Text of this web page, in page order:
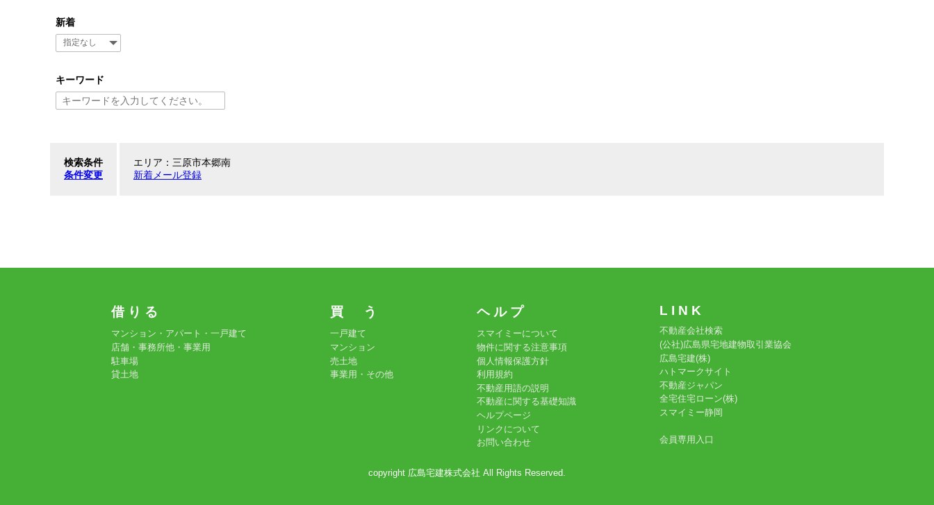
新着
キーワード
検索条件
条件変更
エリア：三原市本郷南
新着メール登録
借 り る
マンション・アパート・一戸建て
店舗・事務所他・事業用
駐車場
貸土地
買 う
一戸建て
マンション
売土地
事業用・その他
ヘ ル プ
スマイミーについて
物件に関する注意事項
個人情報保護方針
利用規約
不動産用語の説明
不動産に関する基礎知識
ヘルプページ
リンクについて
お問い合わせ
L I N K
不動産会社検索
(公社)広島県宅地建物取引業協会
広島宅建(株)
ハトマークサイト
不動産ジャパン
全宅住宅ローン(株)
スマイミー静岡
会員専用入口
copyright 広島宅建株式会社 All Rights Reserved.